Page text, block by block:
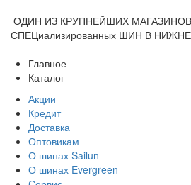
ОДИН ИЗ КРУПНЕЙШИХ
СПЕЦиализированных ШИН В
Главное
Каталог
Акции
Кредит
Доставка
Оптовикам
О шинах Sailun
О шинах Evergreen